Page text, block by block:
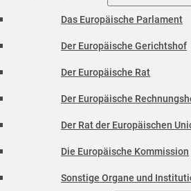
Das Europäische Parlament
Der Europäische Gerichtshof
Der Europäische Rat
Der Europäische
Der Rat der Europäischen
Die Europäische Kommission
Sonstige Organe und